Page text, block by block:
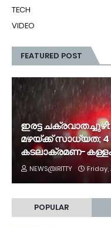
TECH
VIDEO
FEATURED POST
ഇരട്ട
മഴയ്ക്ക് സാധ്യത; 4
കടലാക്രമണ-
NEWS@IRITTY
POPULAR